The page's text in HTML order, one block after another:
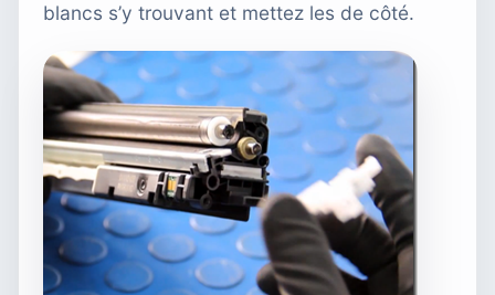
blancs s’y trouvant et mettez les de côté.